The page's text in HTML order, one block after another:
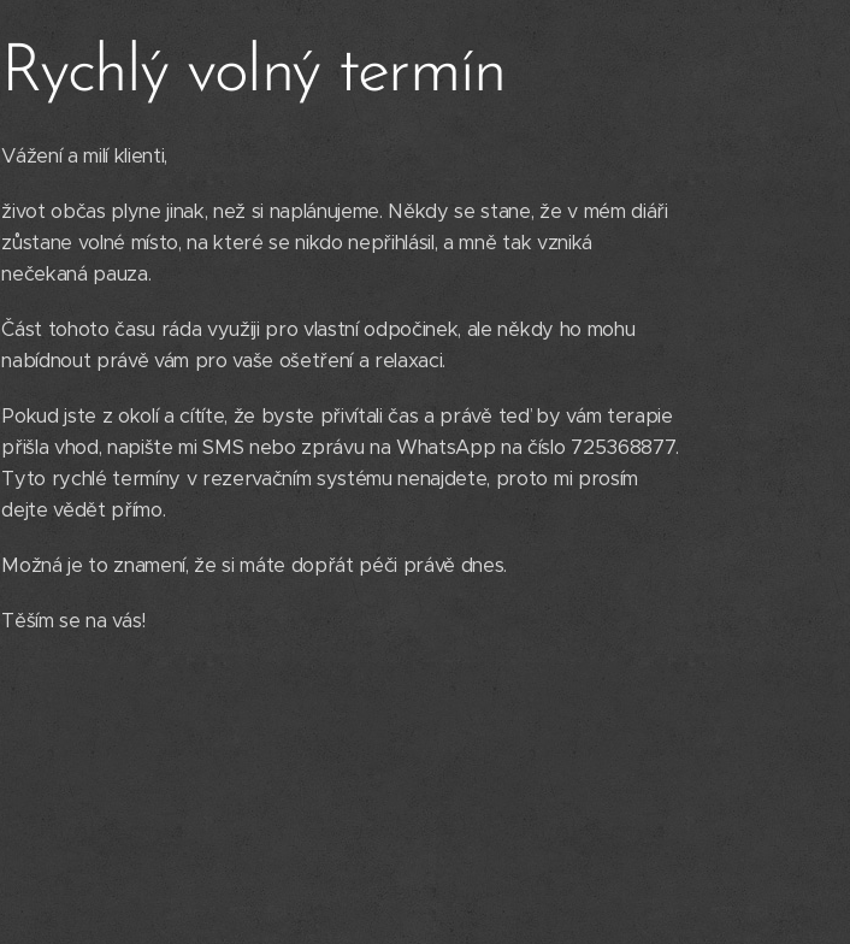
Rychlý volný termín
Vážení a milí klienti, 🌿
​život občas plyne jinak, než si naplánujeme. Někdy se stane, že v mém diáři
zůstane volné místo, na které se nikdo nepřihlásil, a mně tak vzniká
nečekaná pauza.
​Část tohoto času ráda využiji pro vlastní odpočinek, ale někdy ho mohu
nabídnout právě vám pro vaše ošetření a relaxaci.
​Pokud jste z okolí a cítíte, že byste přivítali čas a právě teď by vám terapie
přišla vhod, napište mi SMS nebo zprávu na WhatsApp na číslo 725368877.
Tyto rychlé termíny v rezervačním systému nenajdete, proto mi prosím
dejte vědět přímo.
​Možná je to znamení, že si máte dopřát péči právě dnes. 🍀
​Těším se na vás! ✨